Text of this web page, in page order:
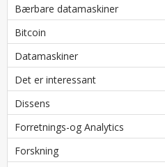
Bærbare datamaskiner
Bitcoin
Datamaskiner
Det er interessant
Dissens
Forretnings-og Analytics
Forskning